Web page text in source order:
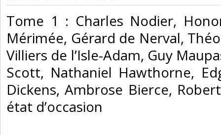
‎Tome 1 : Charles Nodier,
Mérimée, Gérard de Nerval,
Villiers de l’Isle-Adam, Guy
Scott, Nathaniel Hawthorne,
Dickens, Ambrose Bierce,
état d’occasion ‎